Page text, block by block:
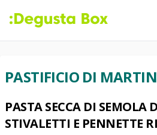
PASTIFICIO DI
PASTA SECCA DI SEMOLA
STIVALETTI E PENNETTE